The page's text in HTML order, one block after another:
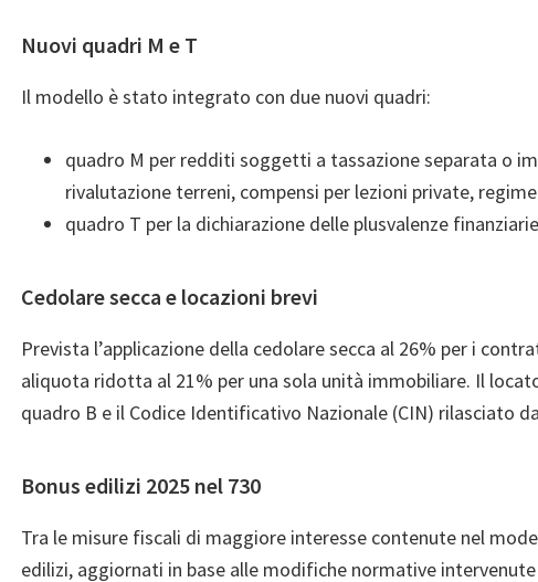
Nuovi quadri M e T
Il modello è stato integrato con due nuovi quadri:
quadro M per redditi soggetti a tassazione separata o
rivalutazione terreni, compensi per lezioni private,
quadro T per la dichiarazione delle plusvalenze
Cedolare secca e locazioni brevi
Prevista l’applicazione della cedolare secca al 26% per i
aliquota ridotta al 21% per una sola unità immobiliare. Il
quadro B e il Codice Identificativo Nazionale (CIN) rilasciato
Bonus edilizi 2025 nel 730
Tra le misure fiscali di maggiore interesse contenute nel
edilizi, aggiornati in base alle modifiche normative intervenute